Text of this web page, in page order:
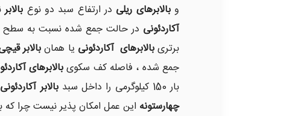
وبالابرهای ریلی در ارتفاع سبد دو نوع بالابر
آکاردئونی در حالت جمع شده نسبت به سطح زمین دارند 1 متر
برتریبالابرهای آکاردئونی یا همانبالابر
جمع شده ، فاصله کف سکویبالابرهای
بار 150 کیلوگرمی را داخل سبد
بالابر آکاردئونی
چهارستونه این عمل امکان پذیر نیست چرا که باید بار 150 کیلویی را تا ارتفاع حداقل 25/2 متری